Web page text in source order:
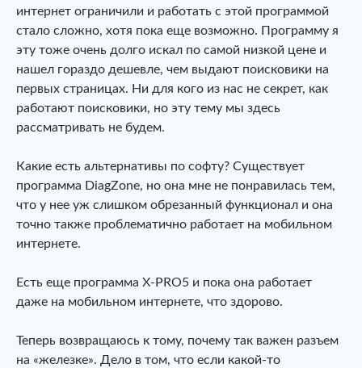
интернет ограничили и работать с этой программой
стало сложно, хотя пока еще возможно. Программу я
эту тоже очень долго искал по самой низкой цене и
нашел гораздо дешевле, чем выдают поисковики на
первых страницах. Ни для кого из нас не секрет, как
работают поисковики, но эту тему мы здесь
рассматривать не будем.
Какие есть альтернативы по софту? Существует
программа DiagZone, но она мне не понравилась тем,
что у нее уж слишком обрезанный функционал и она
точно также проблематично работает на мобильном
интернете.
Есть еще программа X-PRO5 и пока она работает
даже на мобильном интернете, что здорово.
Теперь возвращаюсь к тому, почему так важен разъем
на «железке». Дело в том, что если какой-то